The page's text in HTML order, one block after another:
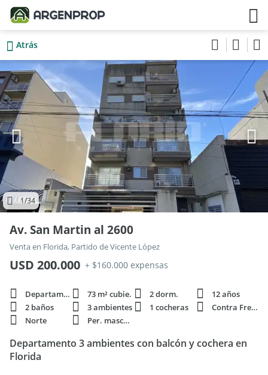
Atrás
1/34
Av. San Martin al 2600
Venta en Florida, Partido de Vicente López
USD 200.000 + $160.000 expensas
Departamento 73 m² cubie. 2 dorm.
12 años
2 baños
3 ambientes 1 cocheras
Contra Frente
Norte
Per. mascota
Departamento 3 ambientes con balcón y cochera en
Florida